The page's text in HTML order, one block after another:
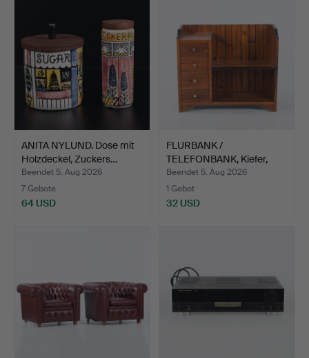
ANITA NYLUND. Dose mit
Holzdeckel, Zuckers…
Beendet 5. Aug 2026
7 Gebote
64 USD
FLURBANK /
TELEFONBANK, Kiefer,
1970er Jah…
Beendet 5. Aug 2026
1 Gebot
32 USD